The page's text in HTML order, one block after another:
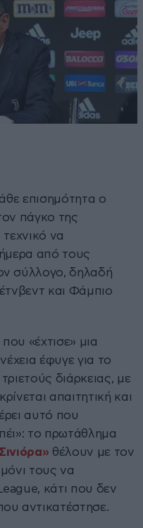
επισημότητα ο
πάγκο της
να
από τους
σύλλογο, δηλαδή
και Φάμπιο
«έχτισε» μια
έφυγε για το
διάρκειας, με
απαιτητική και
αυτό που
το πρωτάθλημα
θέλουν με τον
τους να
κάτι που δεν
αντικατέστησε.